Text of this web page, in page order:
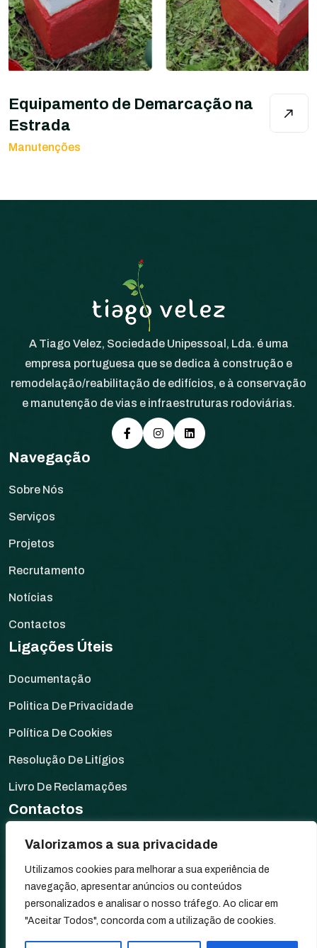
Valorizamos a sua privacidade
Utilizamos cookies para melhorar a sua experiência de
navegação, apresentar anúncios ou conteúdos
personalizados e analisar o nosso tráfego. Ao clicar em
"Aceitar Todos", concorda com a utilização de cookies.
Equipamento de Demarcação na
Estrada
Manutenções
A Tiago Velez, Sociedade Unipessoal, Lda. é uma
empresa portuguesa que se dedica à construção e
remodelação/reabilitação de edifícios, e à conservação
e manutenção de vias e infraestruturas rodoviárias.
Navegação
Sobre Nós
Serviços
Projetos
Recrutamento
Notícias
Contactos
Ligações Úteis
Documentação
Politica De Privacidade
Política De Cookies
Resolução De Litígios
Livro De Reclamações
Contactos
Rua da Fonte de Elvas,
7340-034 Arronches, Portugal
+351 245 580 067
geral@tiagovelez.pt